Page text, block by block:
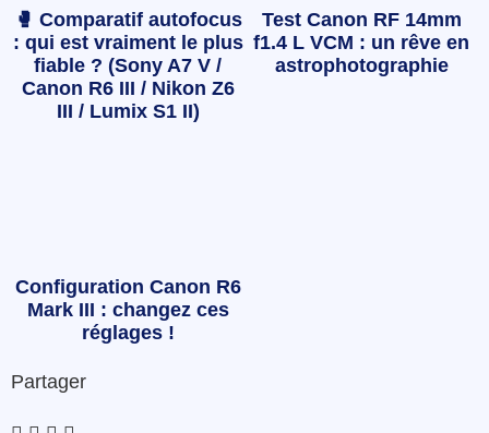
🥊 Comparatif autofocus
: qui est vraiment le plus
fiable ? (Sony A7 V /
Canon R6 III / Nikon Z6
III / Lumix S1 II)
Test Canon RF 14mm
f1.4 L VCM : un rêve en
astrophotographie
Configuration Canon R6
Mark III : changez ces
réglages !
Partager